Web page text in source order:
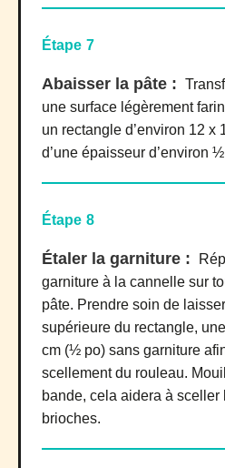
Étape 7
Abaisser la pâte :
une surface légèrement
un rectangle d’environ 12 x
d’une épaisseur d’environ
Étape 8
Étaler la garniture :
garniture à la cannelle sur
pâte. Prendre soin de
supérieure du rectangle,
cm (½ po) sans garniture
scellement du rouleau.
bande, cela aidera à sceller
brioches.